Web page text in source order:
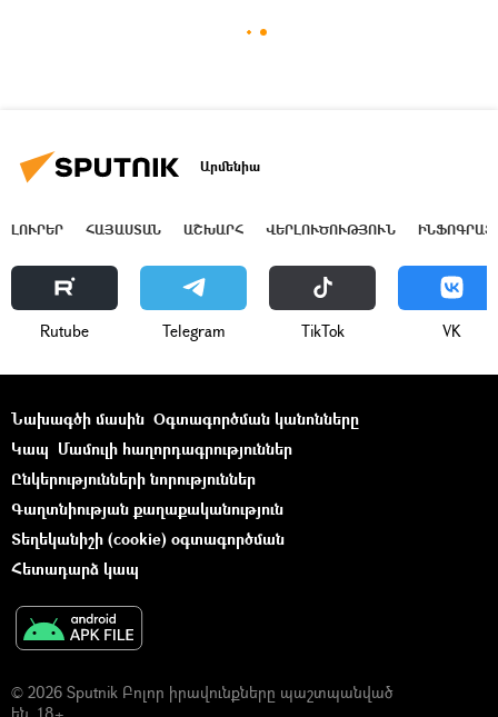
Արմենիա
ԼՈՒՐԵՐ ՀԱՅԱՍՏԱՆ ԱՇԽԱՐՀ ՎԵՐԼՈՒԾՈՒԹՅՈՒՆ
Rutube Telegram ТikТоk VK
Նախագծի մասին Օգտագործման կանոնները
Կապ Մամուլի հաղորդագրություններ
Ընկերությունների նորություններ
Գաղտնիության քաղաքականություն
Տեղեկանիշի (cookie) օգտագործման
Հետադարձ կապ
© 2026 Sputnik Բոլոր իրավունքները պաշտպանված